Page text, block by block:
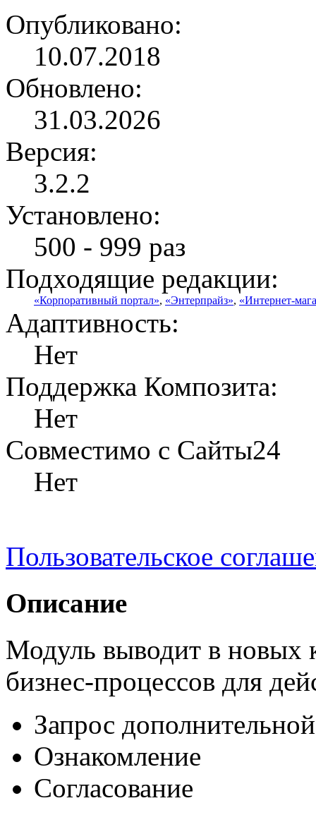
Опубликовано:
10.07.2018
Обновлено:
31.03.2026
Версия:
3.2.2
Установлено:
500 - 999 раз
Подходящие редакции:
«Корпоративный портал», «Энтерпрайз», «Интернет-
Адаптивность:
Нет
Поддержка Композита:
Нет
Совместимо с Сайты24
Нет
Пользовательское
Описание
Модуль выводит в новых
бизнес-процессов для
Запрос
Ознакомление
Согласование